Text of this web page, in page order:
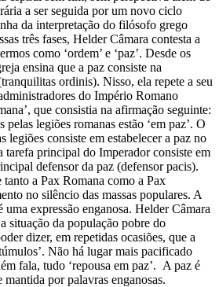
a ser seguida por um novo ciclo
da interpretação do filósofo grego
três fases, Helder Câmara contesta a
como ‘ordem’ e ‘paz’. Desde os
ensina que a paz consiste na
ordinis). Nisso, ela repete a seu
do Império Romano
que consistia na afirmação seguinte:
legiões romanas estão ‘em paz’. O
legiões consiste em estabelecer a paz no
tarefa principal do Imperador consiste em
defensor da paz (defensor pacis).
a Pax Romana como a Pax
no silêncio das massas populares. A
uma expressão enganosa. Helder Câmara
situação da população pobre do
dizer, em repetidas ocasiões, que a
Não há lugar mais pacificado
fala, tudo ‘repousa em paz’. A paz é
por palavras enganosas.